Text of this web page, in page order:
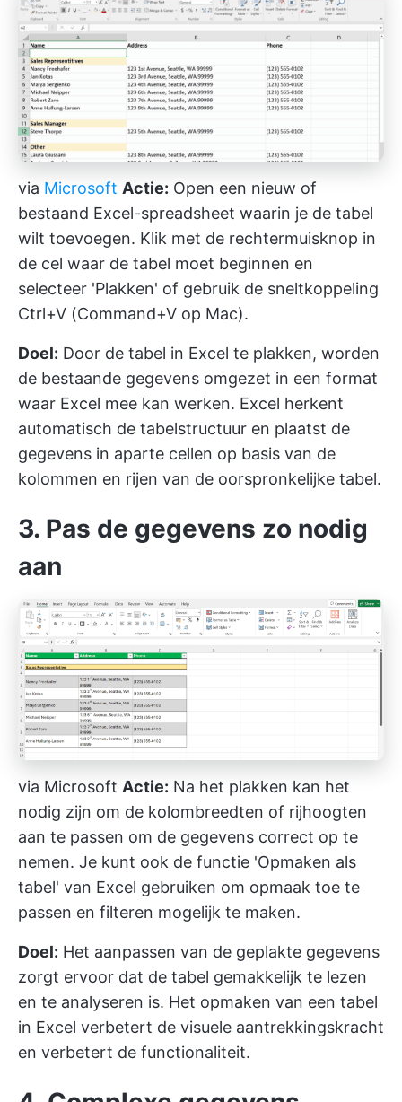
via Microsoft Actie: Open een nieuw of
bestaand Excel-spreadsheet waarin je de tabel
wilt toevoegen. Klik met de rechtermuisknop in
de cel waar de tabel moet beginnen en
selecteer 'Plakken' of gebruik de sneltkoppeling
Ctrl+V (Command+V op Mac).
Doel: Door de tabel in Excel te plakken, worden
de bestaande gegevens omgezet in een format
waar Excel mee kan werken. Excel herkent
automatisch de tabelstructuur en plaatst de
gegevens in aparte cellen op basis van de
kolommen en rijen van de oorspronkelijke tabel.
3. Pas de gegevens zo nodig
aan
via Microsoft Actie: Na het plakken kan het
nodig zijn om de kolombreedten of rijhoogten
aan te passen om de gegevens correct op te
nemen. Je kunt ook de functie 'Opmaken als
tabel' van Excel gebruiken om opmaak toe te
passen en filteren mogelijk te maken.
Doel: Het aanpassen van de geplakte gegevens
zorgt ervoor dat de tabel gemakkelijk te lezen
en te analyseren is. Het opmaken van een tabel
in Excel verbetert de visuele aantrekkingskracht
en verbetert de functionaliteit.